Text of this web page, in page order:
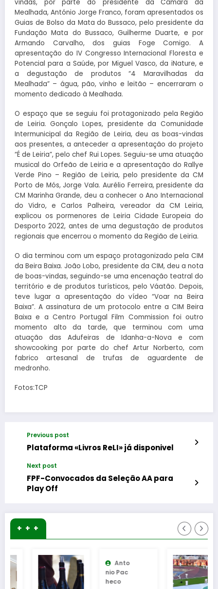
vindas, por parte do presidente da Câmara da
Mealhada, António Jorge Franco, foram apresentados os
Guias de Bolso da Mata do Bussaco, pelo presidente da
Fundação Mata do Bussaco, Guilherme Duarte, e por
Armando Carvalho, dos guias Foge Comigo. A
apresentação do IV Congresso Internacional Floresta e
Potencial para a Saúde, por Miguel Vasco, da iNature, e
a degustação de produtos “4 Maravilhadas da
Mealhada” – água, pão, vinho e leitão – encerraram o
momento dedicado à Mealhada.
O espaço que se seguiu foi protagonizado pela Região
de Leiria. Gonçalo Lopes, presidente da Comunidade
Intermunicipal da Região de Leiria, deu as boas-vindas
aos presentes, a anteceder a apresentação do projeto
“É de Leiria”, pelo chef Rui Lopes. Seguiu-se uma atuação
musical do Orfeão de Leiria e a apresentação do Rallye
Verde Pino – Região de Leiria, pelo presidente da CM
Porto de Mós, Jorge Vala. Aurélio Ferreira, presidente da
CM Marinha Grande, deu a conhecer o Ano Internacional
do Vidro, e Carlos Palheira, vereador da CM Leiria,
explicou os pormenores de Leiria Cidade Europeia do
Desporto 2022, antes de uma degustação de produtos
regionais que encerrou o momento da Região de Leiria.
O dia terminou com um espaço protagonizado pela CIM
da Beira Baixa. João Lobo, presidente da CIM, deu a nota
de boas-vindas, seguindo-se uma encenação teatral do
território e de produtos turísticos, pelo Váatão. Depois,
teve lugar a apresentação do vídeo “Voar na Beira
Baixa”. A assinatura de um protocolo entre a CIM Beira
Baixa e a Centro Portugal Film Commission foi outro
momento alto da tarde, que terminou com uma
atuação das Adufeiras de Idanha-a-Nova e com
showcooking por parte do chef Artur Norberto, com
fabrico artesanal de trufas de aguardente de
medronho.
Fotos:TCP
Previous post
Plataforma «Livros ReLI» já disponivel
Next post
FPF-Convocados da Seleção AA para
Play Off
+ + +
Anto
Nio Pac